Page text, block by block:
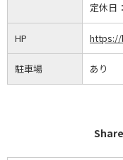
定休日：
HP https://
駐車場 あり